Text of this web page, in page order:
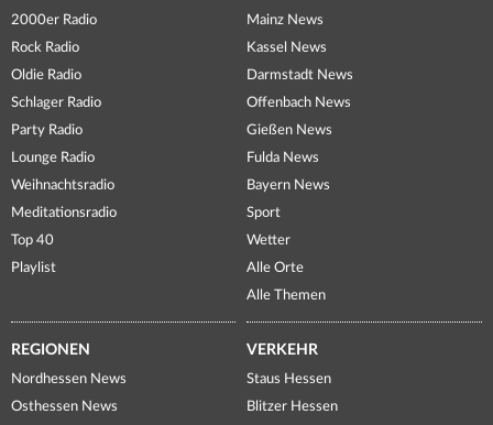
2000er Radio
Rock Radio
Oldie Radio
Schlager Radio
Party Radio
Lounge Radio
Weihnachtsradio
Meditationsradio
Top 40
Playlist
Mainz News
Kassel News
Darmstadt News
Offenbach News
Gießen News
Fulda News
Bayern News
Sport
Wetter
Alle Orte
Alle Themen
REGIONEN
Nordhessen News
Osthessen News
VERKEHR
Staus Hessen
Blitzer Hessen